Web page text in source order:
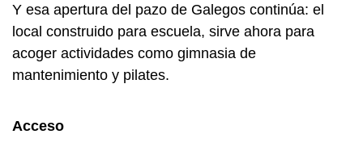
Y esa apertura del pazo de Galegos continúa: el
local construido para escuela, sirve ahora para
acoger actividades como gimnasia de
mantenimiento y pilates.
Acceso